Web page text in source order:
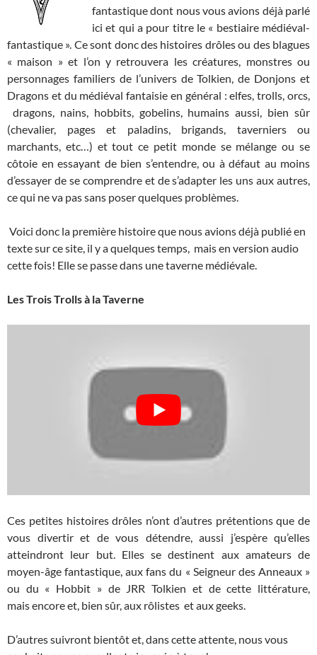
fantastique dont nous vous avions déjà parlé
ici et qui a pour titre le « bestiaire médiéval-
fantastique ». Ce sont donc des histoires drôles ou des blagues
« maison » et l’on y retrouvera les créatures, monstres ou
personnages familiers de l’univers de Tolkien, de Donjons et
Dragons et du médiéval fantaisie en général : elfes, trolls, orcs,
dragons, nains, hobbits, gobelins, humains aussi, bien sûr
(chevalier, pages et paladins, brigands, taverniers ou
marchants, etc…) et tout ce petit monde se mélange ou se
côtoie en essayant de bien s’entendre, ou à défaut au moins
d’essayer de se comprendre et de s’adapter les uns aux autres,
ce qui ne va pas sans poser quelques problèmes.
Voici donc la première histoire que nous avions déjà publié en
texte sur ce site, il y a quelques temps, mais en version audio
cette fois! Elle se passe dans une taverne médiévale.
Les Trois Trolls à la Taverne
Ces petites histoires drôles n’ont d’autres prétentions que de
vous divertir et de vous détendre, aussi j’espère qu’elles
atteindront leur but. Elles se destinent aux amateurs de
moyen-âge fantastique, aux fans du « Seigneur des Anneaux »
ou du « Hobbit » de JRR Tolkien et de cette littérature,
mais encore et, bien sûr, aux rôlistes et aux geeks.
D’autres suivront bientôt et, dans cette attente, nous vous